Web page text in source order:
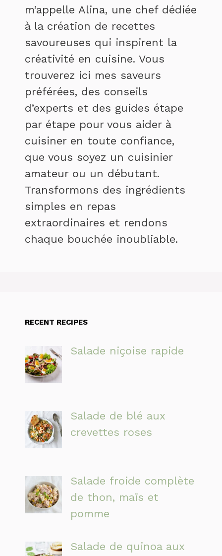
m’appelle Alina, une chef dédiée
à la création de recettes
savoureuses qui inspirent la
créativité en cuisine. Vous
trouverez ici mes saveurs
préférées, des conseils
d’experts et des guides étape
par étape pour vous aider à
cuisiner en toute confiance,
que vous soyez un cuisinier
amateur ou un débutant.
Transformons des ingrédients
simples en repas
extraordinaires et rendons
chaque bouchée inoubliable.
RECENT RECIPES
Salade niçoise rapide
Salade de blé aux
crevettes roses
Salade froide complète
de thon, maïs et
pomme
Salade de quinoa aux